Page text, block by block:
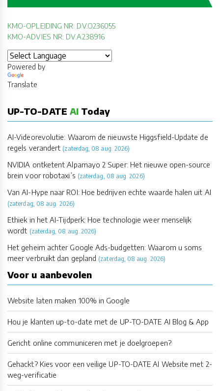
KMO-OPLEIDING NR: DV.O236055
KMO-ADVIES NR: DV.A238916
Powered by
Translate
UP-TO-DATE AI Today
AI-Videorevolutie: Waarom de nieuwste Higgsfield-Update de
regels verandert (zaterdag, 08 aug. 2026)
NVIDIA ontketent Alpamayo 2 Super: Het nieuwe open-source
brein voor robotaxi’s (zaterdag, 08 aug. 2026)
Van AI-Hype naar ROI: Hoe bedrijven echte waarde halen uit AI
(zaterdag, 08 aug. 2026)
Ethiek in het AI-Tijdperk: Hoe technologie weer menselijk
wordt (zaterdag, 08 aug. 2026)
Het geheim achter Google Ads-budgetten: Waarom u soms
meer verbruikt dan gepland (zaterdag, 08 aug. 2026)
Voor u aanbevolen
Website laten maken 100% in Google
Hou je klanten up-to-date met de UP-TO-DATE AI Blog & App
Gericht online communiceren met je doelgroepen?
Gehackt? Kies voor een veilige UP-TO-DATE AI Website met 2-
weg-verificatie